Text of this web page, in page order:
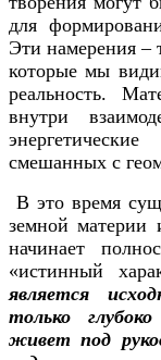
для
Эти намерения –
которые мы
реальность.
внутри
смешанных с
В это время
земной материи
начинает
«истинный
является
только
живет под